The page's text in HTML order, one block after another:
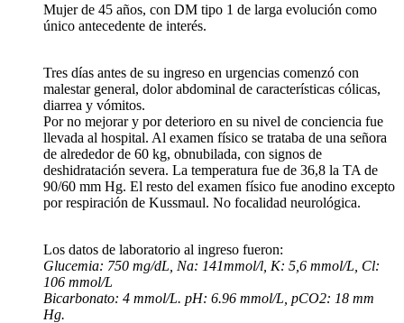
Mujer de 45 años, con DM tipo 1 de larga evolución como
único antecedente de interés.
Tres días antes de su ingreso en urgencias comenzó con
malestar general, dolor abdominal de características cólicas,
diarrea y vómitos.
Por no mejorar y por deterioro en su nivel de conciencia fue
llevada al hospital. Al examen físico se trataba de una señora
de alrededor de 60 kg, obnubilada, con signos de
deshidratación severa. La temperatura fue de 36,8 la TA de
90/60 mm Hg. El resto del examen físico fue anodino excepto
por respiración de Kussmaul. No focalidad neurológica.
Los datos de laboratorio al ingreso fueron:
Glucemia: 750 mg/dL, Na: 141mmol/l, K: 5,6 mmol/L, Cl:
106 mmol/L
Bicarbonato: 4 mmol/L. pH: 6.96 mmol/L, pCO2: 18 mm
Hg.